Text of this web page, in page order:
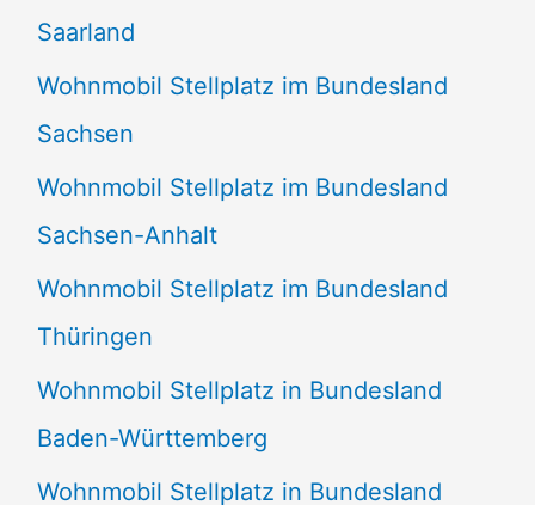
Saarland
Wohnmobil Stellplatz im Bundesland
Sachsen
Wohnmobil Stellplatz im Bundesland
Sachsen-Anhalt
Wohnmobil Stellplatz im Bundesland
Thüringen
Wohnmobil Stellplatz in Bundesland
Baden-Württemberg
Wohnmobil Stellplatz in Bundesland